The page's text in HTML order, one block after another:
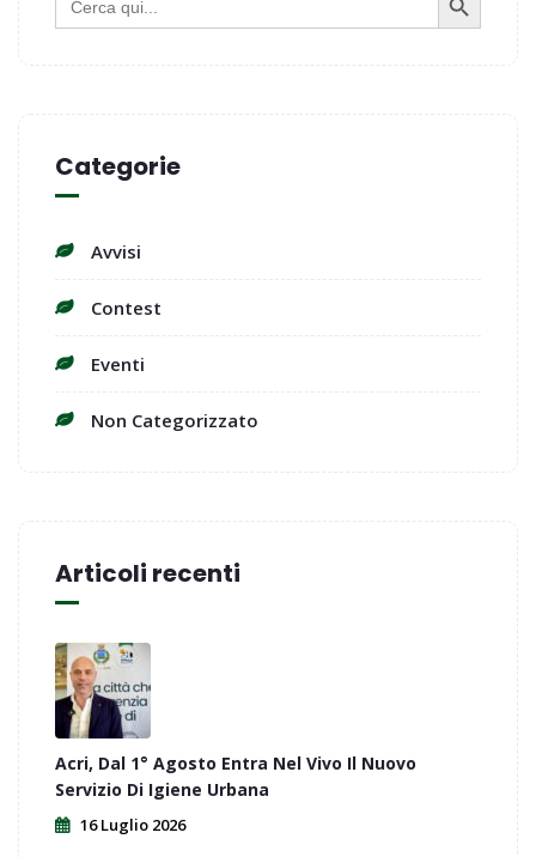
for:
Categorie
Avvisi
Contest
Eventi
Non Categorizzato
Articoli recenti
Acri, Dal 1° Agosto Entra Nel Vivo Il Nuovo
Servizio Di Igiene Urbana
16 Luglio 2026